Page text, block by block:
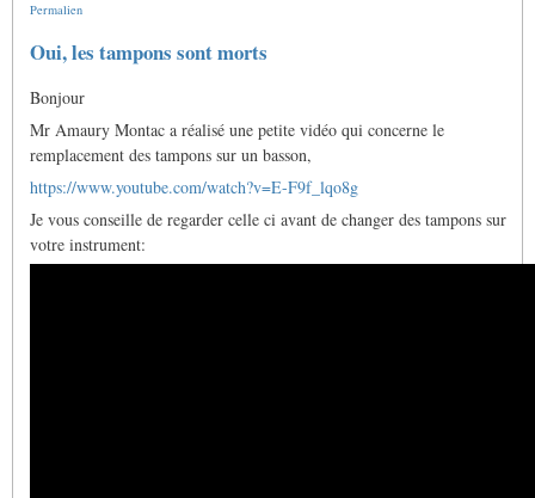
Permalien
En
réponse
Oui,
tampons
sont
morts…
par
Oui, les tampons sont morts
Bonjour
Mr Amaury Montac a réalisé une petite vidéo qui concerne le
remplacement des tampons sur un basson,
https://www.youtube.com/watch?v=E-F9f_lqo8g
Je vous conseille de regarder celle ci avant de changer des tampons sur
votre instrument: